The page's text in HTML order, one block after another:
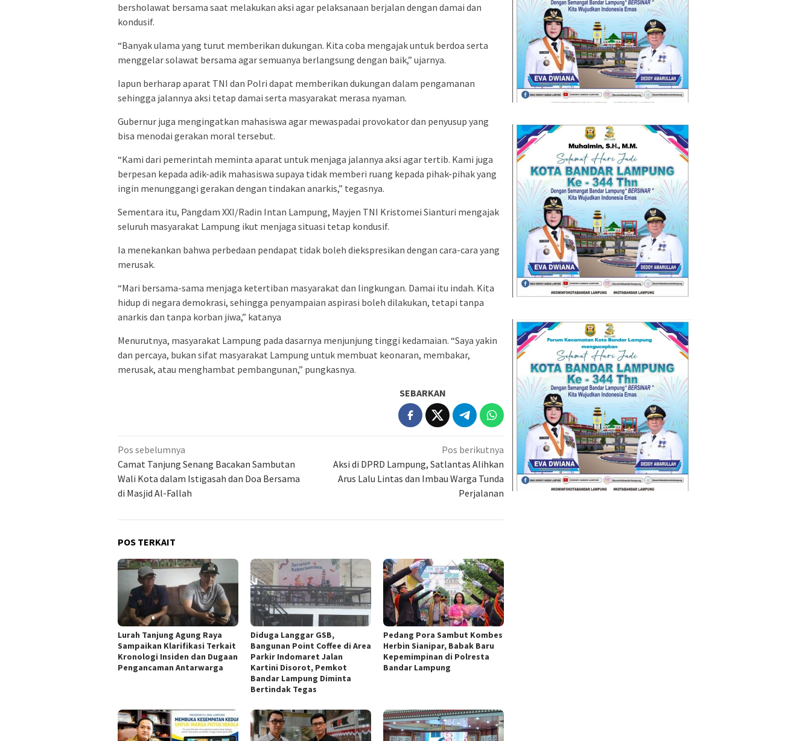
bersholawat bersama saat melakukan aksi agar pelaksanaan berjalan dengan damai dan
kondusif.
“Banyak ulama yang turut memberikan dukungan. Kita coba mengajak untuk berdoa serta
menggelar solawat bersama agar semuanya berlangsung dengan baik,” ujarnya.
Iapun berharap aparat TNI dan Polri dapat memberikan dukungan dalam pengamanan
sehingga jalannya aksi tetap damai serta masyarakat merasa nyaman.
Gubernur juga mengingatkan mahasiswa agar mewaspadai provokator dan penyusup yang
bisa menodai gerakan moral tersebut.
“Kami dari pemerintah meminta aparat untuk menjaga jalannya aksi agar tertib. Kami juga
berpesan kepada adik-adik mahasiswa supaya tidak memberi ruang kepada pihak-pihak yang
ingin menunggangi gerakan dengan tindakan anarkis,” tegasnya.
Sementara itu, Pangdam XXI/Radin Intan Lampung, Mayjen TNI Kristomei Sianturi mengajak
seluruh masyarakat Lampung ikut menjaga situasi tetap kondusif.
Ia menekankan bahwa perbedaan pendapat tidak boleh diekspresikan dengan cara-cara yang
merusak.
“Mari bersama-sama menjaga ketertiban masyarakat dan lingkungan. Damai itu indah. Kita
hidup di negara demokrasi, sehingga penyampaian aspirasi boleh dilakukan, tetapi tanpa
anarkis dan tanpa korban jiwa,” katanya
Menurutnya, masyarakat Lampung pada dasarnya menjunjung tinggi kedamaian. “Saya yakin
dan percaya, bukan sifat masyarakat Lampung untuk membuat keonaran, membakar,
merusak, atau menghambat pembangunan,” pungkasnya.
SEBARKAN
Navigasi
pos
Pos sebelumnya
Camat Tanjung Senang Bacakan Sambutan
Wali Kota dalam Istigasah dan Doa Bersama
di Masjid Al-Fallah
Pos berikutnya
Aksi di DPRD Lampung, Satlantas Alihkan
Arus Lalu Lintas dan Imbau Warga Tunda
Perjalanan
POS TERKAIT
Lurah Tanjung Agung Raya
Sampaikan Klarifikasi Terkait
Kronologi Insiden dan Dugaan
Pengancaman Antarwarga
Diduga Langgar GSB,
Bangunan Point Coffee di Area
Parkir Indomaret Jalan
Kartini Disorot, Pemkot
Bandar Lampung Diminta
Bertindak Tegas
Pedang Pora Sambut Kombes
Herbin Sianipar, Babak Baru
Kepemimpinan di Polresta
Bandar Lampung